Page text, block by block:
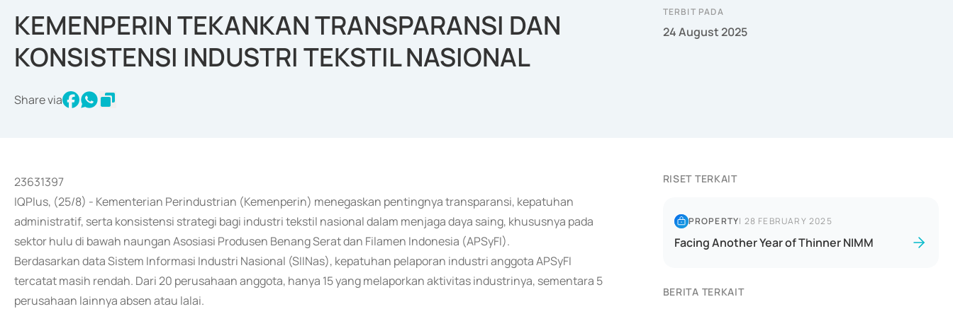
KEMENPERIN TEKANKAN TRANSPARANSI DAN
KONSISTENSI INDUSTRI TEKSTIL NASIONAL
Share via
TERBIT PADA
24 August 2025
23631397
IQPlus, (25/8) - Kementerian Perindustrian (Kemenperin) menegaskan pentingnya transparansi, kepatuhan
administratif, serta konsistensi strategi bagi industri tekstil nasional dalam menjaga daya saing, khususnya pada
sektor hulu di bawah naungan Asosiasi Produsen Benang Serat dan Filamen Indonesia (APSyFI).
Berdasarkan data Sistem Informasi Industri Nasional (SIINas), kepatuhan pelaporan industri anggota APSyFI
tercatat masih rendah. Dari 20 perusahaan anggota, hanya 15 yang melaporkan aktivitas industrinya, sementara 5
perusahaan lainnya absen atau lalai.
RISET TERKAIT
PROPERTY| 28 FEBRUARY 2025
Facing Another Year of Thinner NIMM
BERITA TERKAIT